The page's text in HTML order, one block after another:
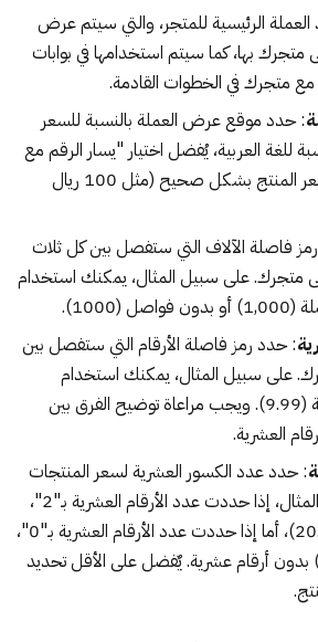
العملة الرئيسية للمتجر، والتي سيتم عرض
بها، كما سيتم استخدامها في بوابات
متجرك في الخطوات القادمة.
: حدد موقع عرض العملة بالنسبة للسعر
للغة العربية، يُفضل اختيار "يسار الرقم مع
مسافة" لضمان ظهور سعر المنتج بشكل صحيح (مثل 100 ريال
فاصلة الآلاف التي ستفصل بين كل ثلاث
متجرك. على سبيل المثال، يمكنك استخدام
: حدد رمز فاصلة الأرقام التي ستفصل بين
على سبيل المثال، يمكنك استخدام
الفاصلة (9,99) أو النقطة (9.99). ويجب مراعاة توضيح الفرق بين
العشرية.
: حدد عدد الكسور العشرية لسعر المنتجات
على متجرك. على سبيل المثال، إذا حددت عدد الأرقام العشرية بـ"2"،
سيظهر سعر المنتج (20.00)، أما إذا حددت عدد الأرقام العشرية بـ"0"،
سعر المنتج (20) بدون أرقام عشرية. يٌفضل على الأقل تحديد